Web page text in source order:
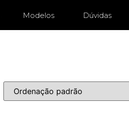
Modelos Dúvidas